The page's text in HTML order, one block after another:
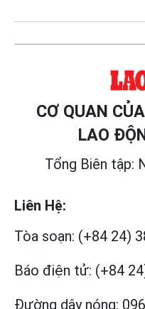
CƠ QUAN
LAO
Tổng Biên tập:
Liên Hệ:
Tòa soạn: (+84 24)
Báo điện tử: (+84
Đường dây nóng: